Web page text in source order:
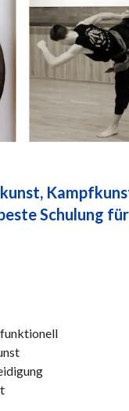
Schulung